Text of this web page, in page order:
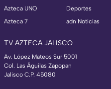
Azteca UNO
Azteca 7
Deportes
adn Noticias
TV AZTECA JALISCO
Av. López Mateos Sur 5001
Col. Las Águilas Zapopan
Jalisco C.P. 45080